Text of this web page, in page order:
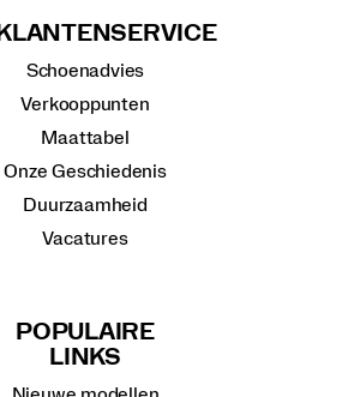
KLANTENSERVICE
Schoenadvies
Verkooppunten
Maattabel
Onze Geschiedenis
Duurzaamheid
Vacatures
POPULAIRE
LINKS